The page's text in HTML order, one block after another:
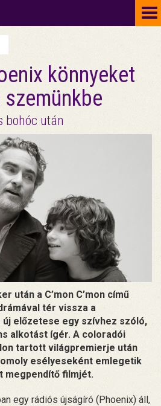
könnyeket
bohóc után
után a C’mon C’mon című
tér vissza a
új előzetese egy szívhez szóló,
alkotást ígér. A coloradói
tartott világpremierje után
esélyeseként emlegetik
megpendítő filmjét.
egy rádiós újságíró (Phoenix) áll,